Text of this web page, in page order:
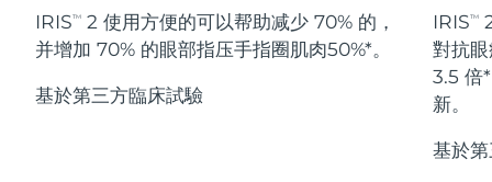
IRISTM
2 使用方便的可以帮助减少 70% 的，
并增加 70% 的眼部指压手指圈肌肉50%*。
基於第三方臨床試驗
IRISTM
對抗
3.5 倍
新。
基於
PEACH™ 2 go
Travel-friendly IPL hair removal
SUPERCHARGED™ serum
Firming body serum
ESPADA™ 2
Acne treatment device
ESPADA™ Blemish Solution
IRIS™ 2
Rejuvenating eye massager
毛孔護理
KIWI™ derma
Diamond microdermabrasion .
護發
LUNA™ 4 hair
2-in-1 LED scalp massager
匈牙利 預計送達日期 8/10/26
冰島 8/11/26
8/8/26